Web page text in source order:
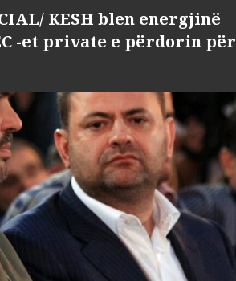
KESH blen energjinë
-et private e përdorin për